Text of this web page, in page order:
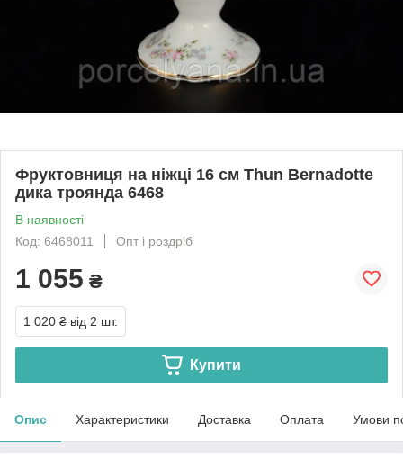
Фруктовниця на ніжці 16 см Thun Bernadotte
дика троянда 6468
В наявності
Код: 6468011
Опт і роздріб
1 055 ₴
1 020 ₴ від 2 шт.
Купити
Опис Характеристики Доставка Оплата Умови